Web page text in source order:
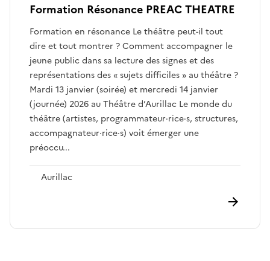
Formation Résonance PREAC THEATRE
Formation en résonance Le théâtre peut-il tout
dire et tout montrer ? Comment accompagner le
jeune public dans sa lecture des signes et des
représentations des « sujets difficiles » au théâtre ?
Mardi 13 janvier (soirée) et mercredi 14 janvier
(journée) 2026 au Théâtre d’Aurillac Le monde du
théâtre (artistes, programmateur·rice·s, structures,
accompagnateur·rice·s) voit émerger une
préoccu...
Aurillac